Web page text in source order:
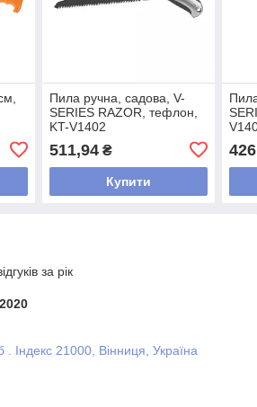
Пила ручна, садова, V-
SERIES RAZOR, тефлон,
KT-V1402
511,94₴
Купити
за рік
. Індекс 21000, Вінниця, Україна